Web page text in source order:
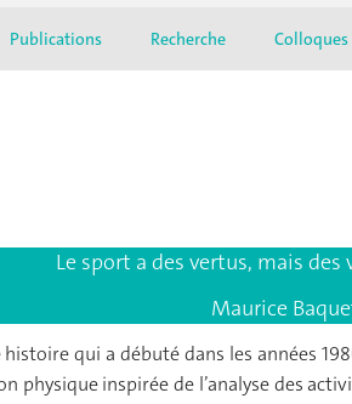
Publications Recherche Colloques
Le sport a des vertus, mais
Maurice
histoire qui a débuté dans les années
physique inspirée de l’analyse des